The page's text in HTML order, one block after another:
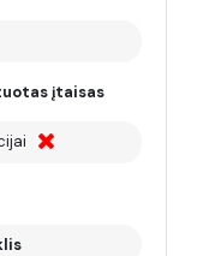
įtaisas